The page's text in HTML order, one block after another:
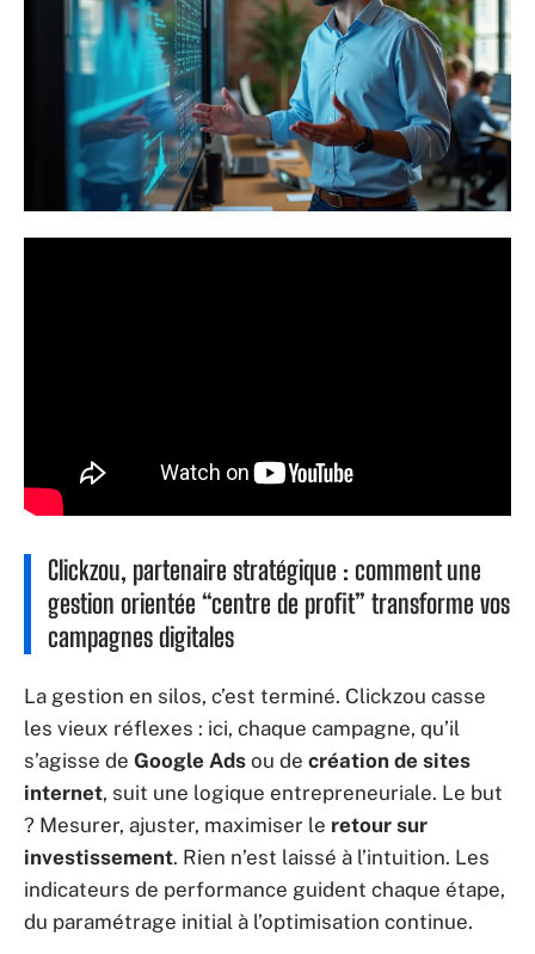
Clickzou, partenaire stratégique : comment une
gestion orientée “centre de profit” transforme vos
campagnes digitales
La gestion en silos, c’est terminé. Clickzou casse
les vieux réflexes : ici, chaque campagne, qu’il
s’agisse de Google Ads ou de création de sites
internet, suit une logique entrepreneuriale. Le but
? Mesurer, ajuster, maximiser le retour sur
investissement. Rien n’est laissé à l’intuition. Les
indicateurs de performance guident chaque étape,
du paramétrage initial à l’optimisation continue.